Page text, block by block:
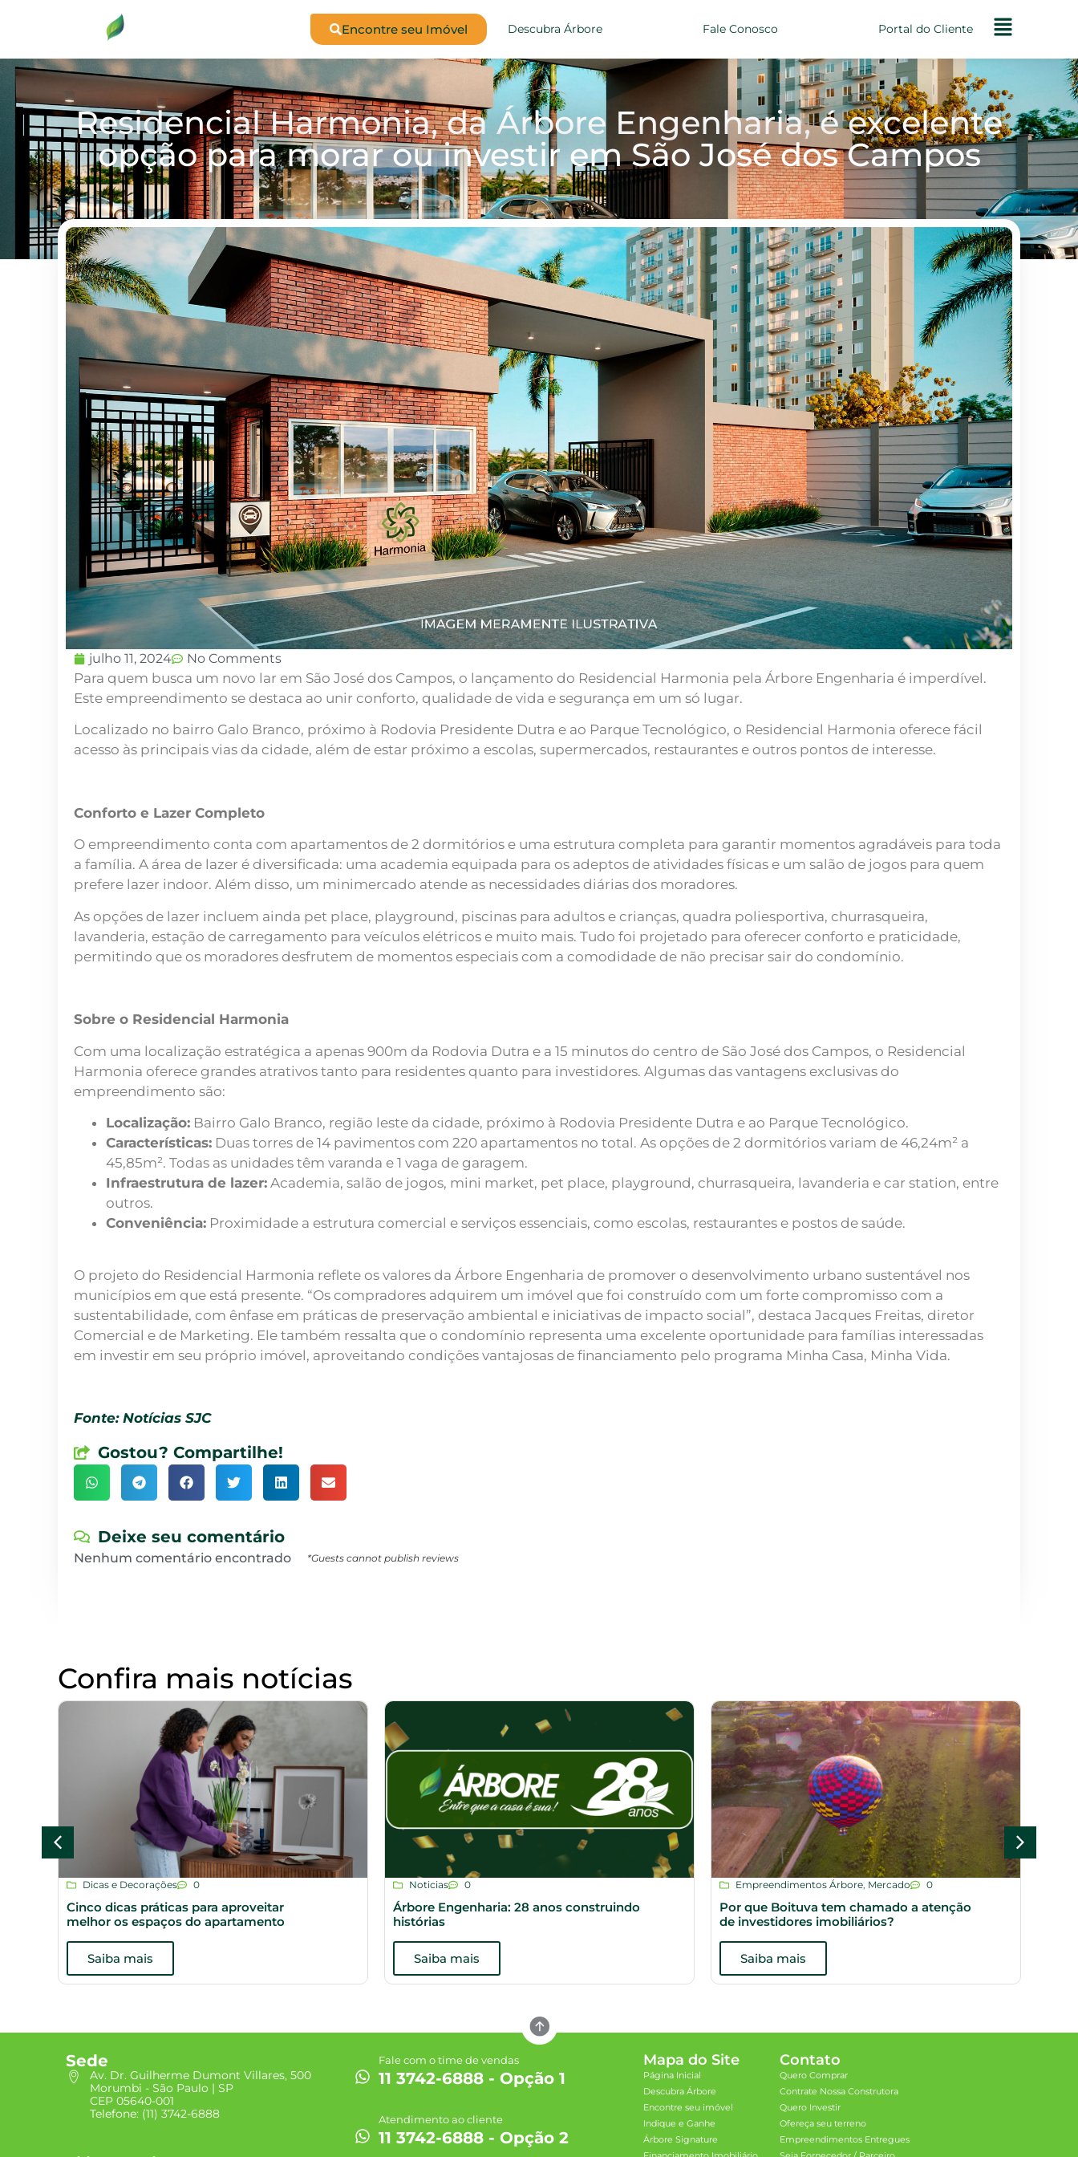
Encontre seu Imóvel Descubra Árbore Fale Conosco Portal do Cliente
Residencial Harmonia, da Árbore Engenharia, é excelente
opção para morar ou investir em São José dos Campos
julho 11, 2024 No Comments
Para quem busca um novo lar em São José dos Campos, o lançamento do Residencial Harmonia pela Árbore Engenharia é imperdível.
Este empreendimento se destaca ao unir conforto, qualidade de vida e segurança em um só lugar.
Localizado no bairro Galo Branco, próximo à Rodovia Presidente Dutra e ao Parque Tecnológico, o Residencial Harmonia oferece fácil
acesso às principais vias da cidade, além de estar próximo a escolas, supermercados, restaurantes e outros pontos de interesse.
Conforto e Lazer Completo
O empreendimento conta com apartamentos de 2 dormitórios e uma estrutura completa para garantir momentos agradáveis para toda
a família. A área de lazer é diversificada: uma academia equipada para os adeptos de atividades físicas e um salão de jogos para quem
prefere lazer indoor. Além disso, um minimercado atende as necessidades diárias dos moradores.
As opções de lazer incluem ainda pet place, playground, piscinas para adultos e crianças, quadra poliesportiva, churrasqueira,
lavanderia, estação de carregamento para veículos elétricos e muito mais. Tudo foi projetado para oferecer conforto e praticidade,
permitindo que os moradores desfrutem de momentos especiais com a comodidade de não precisar sair do condomínio.
Sobre o Residencial Harmonia
Com uma localização estratégica a apenas 900m da Rodovia Dutra e a 15 minutos do centro de São José dos Campos, o Residencial
Harmonia oferece grandes atrativos tanto para residentes quanto para investidores. Algumas das vantagens exclusivas do
empreendimento são:
Localização: Bairro Galo Branco, região leste da cidade, próximo à Rodovia Presidente Dutra e ao Parque Tecnológico.
Características: Duas torres de 14 pavimentos com 220 apartamentos no total. As opções de 2 dormitórios variam de 46,24m² a
45,85m². Todas as unidades têm varanda e 1 vaga de garagem.
Infraestrutura de lazer: Academia, salão de jogos, mini market, pet place, playground, churrasqueira, lavanderia e car station, entre
outros.
Conveniência: Proximidade a estrutura comercial e serviços essenciais, como escolas, restaurantes e postos de saúde.
O projeto do Residencial Harmonia reflete os valores da Árbore Engenharia de promover o desenvolvimento urbano sustentável nos
municípios em que está presente. “Os compradores adquirem um imóvel que foi construído com um forte compromisso com a
sustentabilidade, com ênfase em práticas de preservação ambiental e iniciativas de impacto social”, destaca Jacques Freitas, diretor
Comercial e de Marketing. Ele também ressalta que o condomínio representa uma excelente oportunidade para famílias interessadas
em investir em seu próprio imóvel, aproveitando condições vantajosas de financiamento pelo programa Minha Casa, Minha Vida.
Fonte: Notícias SJC
Gostou? Compartilhe!
Deixe seu comentário
Nenhum comentário encontrado *Guests cannot publish reviews
Confira mais notícias
Dicas e Decorações 0
Cinco dicas práticas para aproveitar
melhor os espaços do apartamento
Saiba mais
Noticias 0
Árbore Engenharia: 28 anos construindo
histórias
Saiba mais
Empreendimentos Árbore Mercado 0
Por que Boituva tem chamado a atenção
de investidores imobiliários?
Saiba mais
Sede
Av. Dr. Guilherme Dumont Villares, 500
Morumbi - São Paulo | SP
CEP 05640-001
Telefone: (11) 3742-6888
Fale com o time de vendas
11 3742-6888 - Opção 1
Atendimento ao cliente
11 3742-6888 - Opção 2
Mapa do Site
Página Inicial
Descubra Árbore
Encontre seu imóvel
Indique e Ganhe
Árbore Signature
Contato
Quero Comprar
Contrate Nossa Construtora
Quero Investir
Ofereça seu terreno
Empreendimentos Entregues